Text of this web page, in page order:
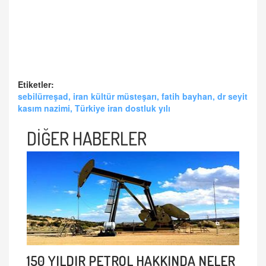
Etiketler:
sebilürreşad, iran kültür müsteşarı, fatih bayhan, dr seyit
kasım nazimi, Türkiye iran dostluk yılı
DİĞER HABERLER
150 YILDIR PETROL HAKKINDA NELER